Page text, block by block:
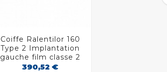
 
Coiffe Ralentilor 160
Type 2 Implantation
gauche film classe 2
390,52 €